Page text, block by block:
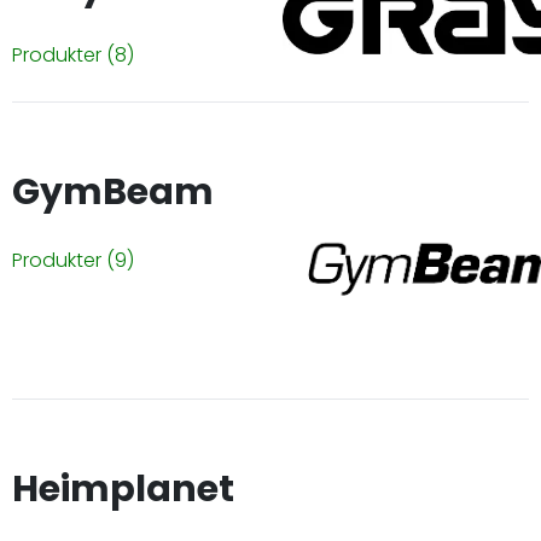
Produkter (8)
GymBeam
Produkter (9)
Heimplanet